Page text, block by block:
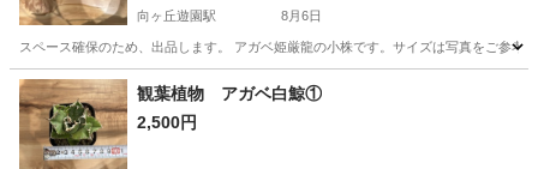
向ヶ丘遊園駅 8月6日
スペース確保のため、出品します。 アガベ姫厳龍の小株です。サイズは写真をご参
神奈川 川崎市 向ヶ丘遊園駅 その他
観葉植物 アガベ白鯨①
2,500円